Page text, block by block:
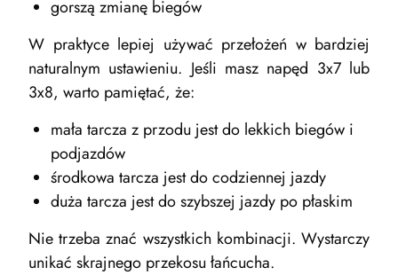
gorszą zmianę biegów
W praktyce lepiej używać przełożeń w bardziej
naturalnym ustawieniu. Jeśli masz napęd 3x7 lub
3x8, warto pamiętać, że:
mała tarcza z przodu jest do lekkich biegów i
podjazdów
środkowa tarcza jest do codziennej jazdy
duża tarcza jest do szybszej jazdy po płaskim
Nie trzeba znać wszystkich kombinacji. Wystarczy
unikać skrajnego przekosu łańcucha.